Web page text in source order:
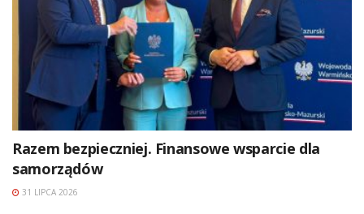
Razem bezpieczniej. Finansowe wsparcie dla
samorządów
31 LIPCA 2026